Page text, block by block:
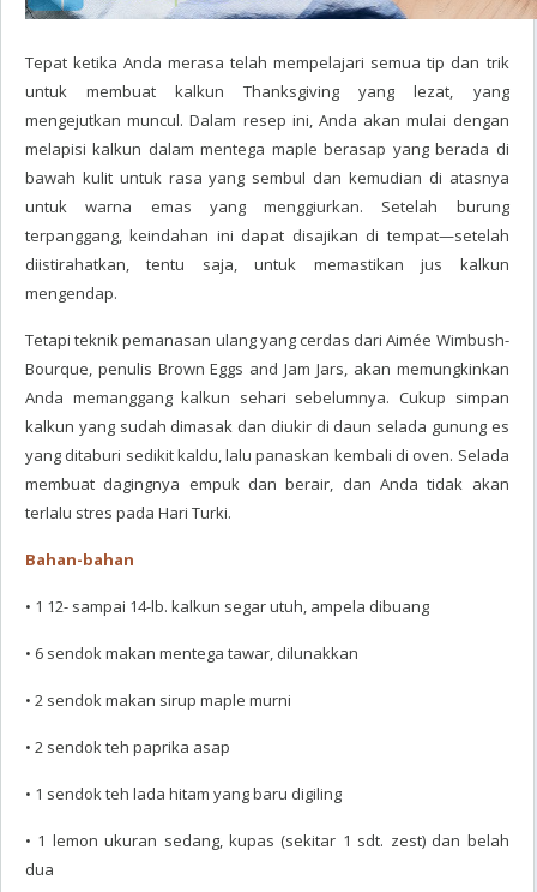
Tepat ketika Anda merasa telah mempelajari semua tip dan trik
untuk membuat kalkun Thanksgiving yang lezat, yang
mengejutkan muncul. Dalam resep ini, Anda akan mulai dengan
melapisi kalkun dalam mentega maple berasap yang berada di
bawah kulit untuk rasa yang sembul dan kemudian di atasnya
untuk warna emas yang menggiurkan. Setelah burung
terpanggang, keindahan ini dapat disajikan di tempat—setelah
diistirahatkan, tentu saja, untuk memastikan jus kalkun
mengendap.
Tetapi teknik pemanasan ulang yang cerdas dari Aimée Wimbush-
Bourque, penulis Brown Eggs and Jam Jars, akan memungkinkan
Anda memanggang kalkun sehari sebelumnya. Cukup simpan
kalkun yang sudah dimasak dan diukir di daun selada gunung es
yang ditaburi sedikit kaldu, lalu panaskan kembali di oven. Selada
membuat dagingnya empuk dan berair, dan Anda tidak akan
terlalu stres pada Hari Turki.
Bahan-bahan
• 1 12- sampai 14-lb. kalkun segar utuh, ampela dibuang
• 6 sendok makan mentega tawar, dilunakkan
• 2 sendok makan sirup maple murni
• 2 sendok teh paprika asap
• 1 sendok teh lada hitam yang baru digiling
• 1 lemon ukuran sedang, kupas (sekitar 1 sdt. zest) dan belah
dua